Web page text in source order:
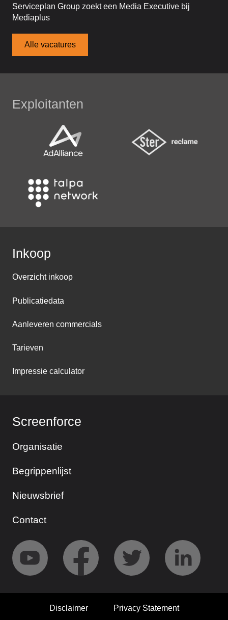
Serviceplan Group zoekt een Media Executive bij
Mediaplus
Alle vacatures
Exploitanten
Inkoop
Overzicht inkoop
Publicatiedata
Aanleveren commercials
Tarieven
Impressie calculator
Screenforce
Organisatie
Begrippenlijst
Nieuwsbrief
Contact
Disclaimer Privacy Statement